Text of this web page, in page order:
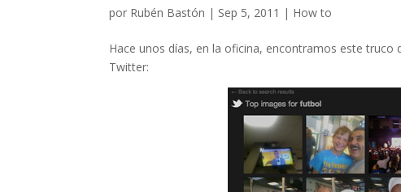
por Rubén Bastón | Sep 5, 2011 | How to
Hace unos días, en la oficina, encontramos este truco
Twitter: